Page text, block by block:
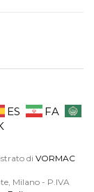
ES
FA
di VORMAC
Milano - P.IVA